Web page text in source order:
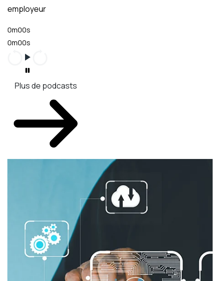
employeur
0m00s
0m00s
Plus de podcasts